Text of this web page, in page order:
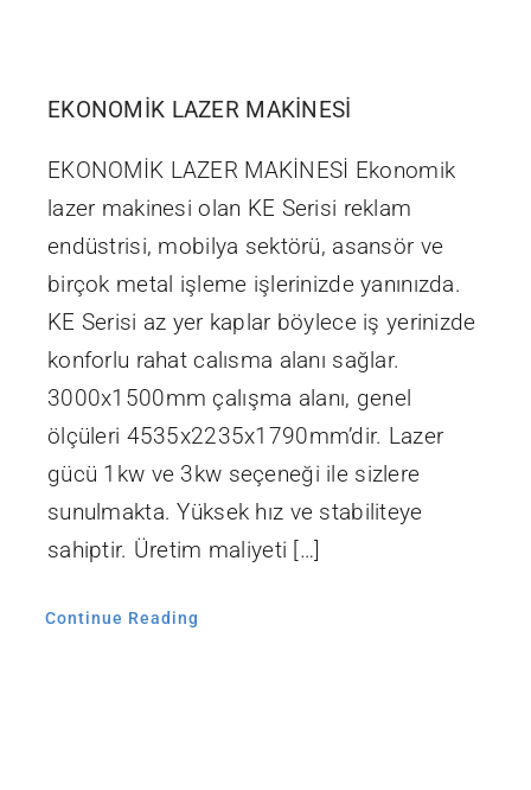
EKONOMİK LAZER MAKİNESİ
EKONOMİK LAZER MAKİNESİ Ekonomik
lazer makinesi olan KE Serisi reklam
endüstrisi, mobilya sektörü, asansör ve
birçok metal işleme işlerinizde yanınızda.
KE Serisi az yer kaplar böylece iş yerinizde
konforlu rahat calısma alanı sağlar.
3000x1500mm çalışma alanı, genel
ölçüleri 4535x2235x1790mm’dir. Lazer
gücü 1kw ve 3kw seçeneği ile sizlere
sunulmakta. Yüksek hız ve stabiliteye
sahiptir. Üretim maliyeti […]
Continue Reading